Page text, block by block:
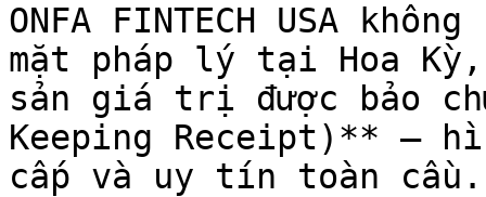
ONFA FINTECH USA
mặt pháp lý tại Hoa
sản giá trị được bảo
Keeping Receipt)** –
cấp và uy tín toàn cầu.